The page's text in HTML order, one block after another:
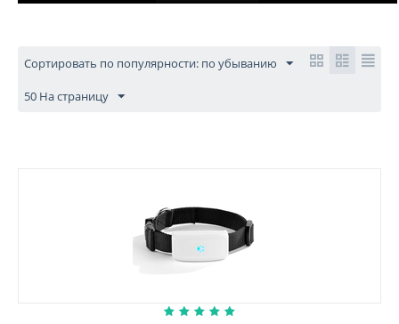
Сортировать по популярности: по убыванию
50 На страницу